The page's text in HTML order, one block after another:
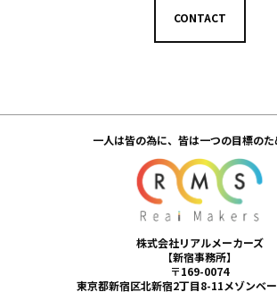
CONTACT
一人は皆の為に、皆は一つの目標のた
株式会社リアルメーカーズ
【新宿事務所】
〒169-0074
東京都新宿区北新宿2丁目8-11メゾンベ